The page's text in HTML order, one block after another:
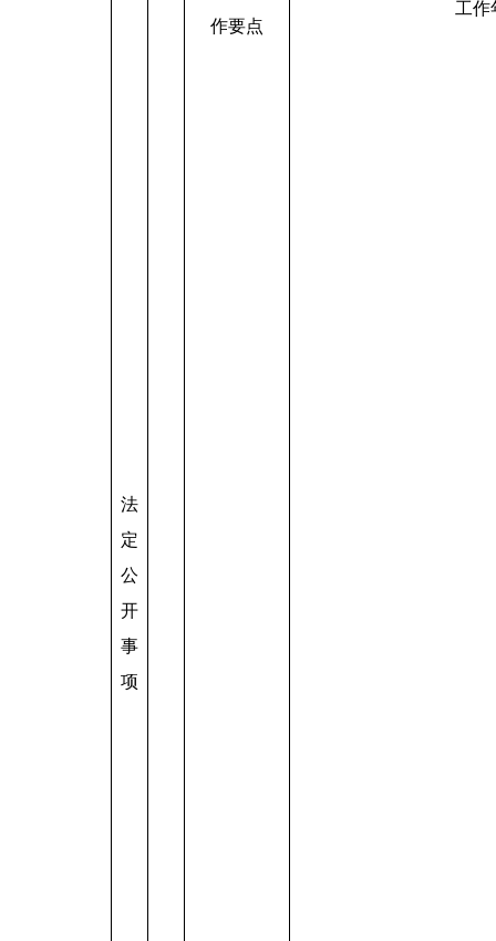
法
定
公
开
事
项
作要点
工作